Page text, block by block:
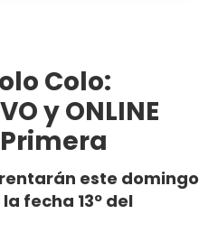
Colo:
y ONLINE
este domingo
fecha 13º del